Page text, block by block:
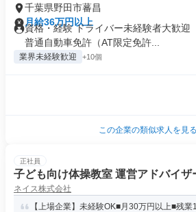
千葉県野田市蕃昌
月給36万円以上
資格・経験 ドライバー未経験者大歓迎
普通自動車免許（AT限定免許...
業界未経験歓迎 +10個
この企業の類似求人を見る
正社員
子ども向け体操教室 運営アドバイザ
ネイス株式会社
【上場企業】未経験OK■月30万円以上■残